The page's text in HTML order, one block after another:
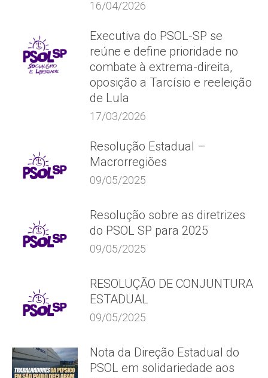
16/04/2026
Executiva do PSOL-SP se
reúne e define prioridade no
combate à extrema-direita,
oposição a Tarcísio e reeleição
de Lula
17/03/2026
Resolução Estadual –
Macrorregiões
09/05/2025
Resolução sobre as diretrizes
do PSOL SP para 2025
09/05/2025
RESOLUÇÃO DE CONJUNTURA
ESTADUAL
09/05/2025
Nota da Direção Estadual do
PSOL em solidariedade aos